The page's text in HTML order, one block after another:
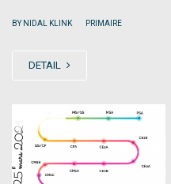
BY NIDAL KLINK PRIMAIRE
DETAIL
23